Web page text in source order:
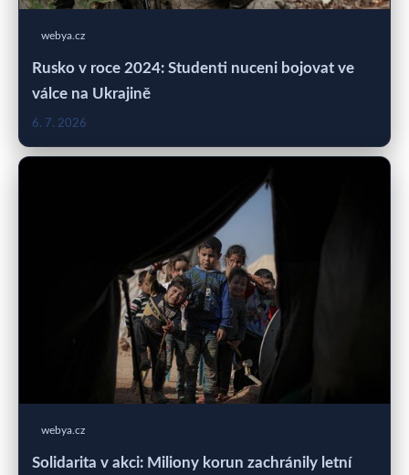
webya.cz
Rusko v roce 2024: Studenti nuceni bojovat ve
válce na Ukrajině
6. 7. 2026
webya.cz
Solidarita v akci: Miliony korun zachránily letní